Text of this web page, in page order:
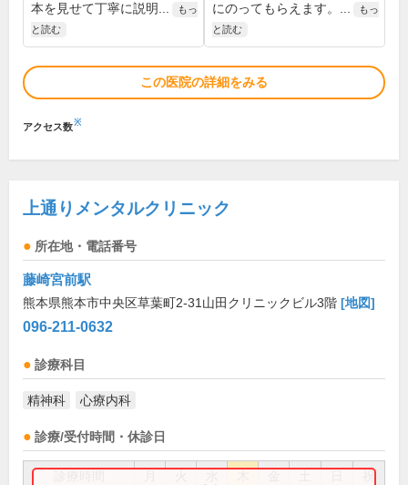
本を見せて丁寧に説明...
もっ
と読む
にのってもらえます。...
もっ
と読む
この医院の詳細をみる
アクセス数※
上通りメンタルクリニック
所在地・電話番号
藤崎宮前駅
熊本県熊本市中央区草葉町2-31山田クリニックビル3階 [地図]
096-211-0632
診療科目
精神科 心療内科
診療/受付時間・休診日
祝